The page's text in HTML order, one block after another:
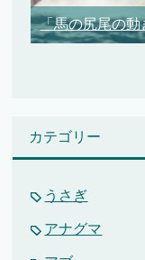
「馬の尻尾の
カテゴリー
うさぎ
アナグマ